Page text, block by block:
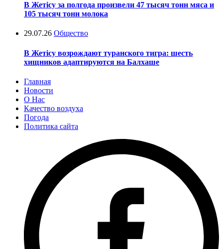
В Жетісу за полгода произвели 47 тысяч тонн мяса и
105 тысяч тонн молока
29.07.26 Общество
В Жетісу возрождают туранского тигра: шесть
хищников адаптируются на Балхаше
Главная
Новости
О Нас
Качество воздуха
Погода
Политика сайта